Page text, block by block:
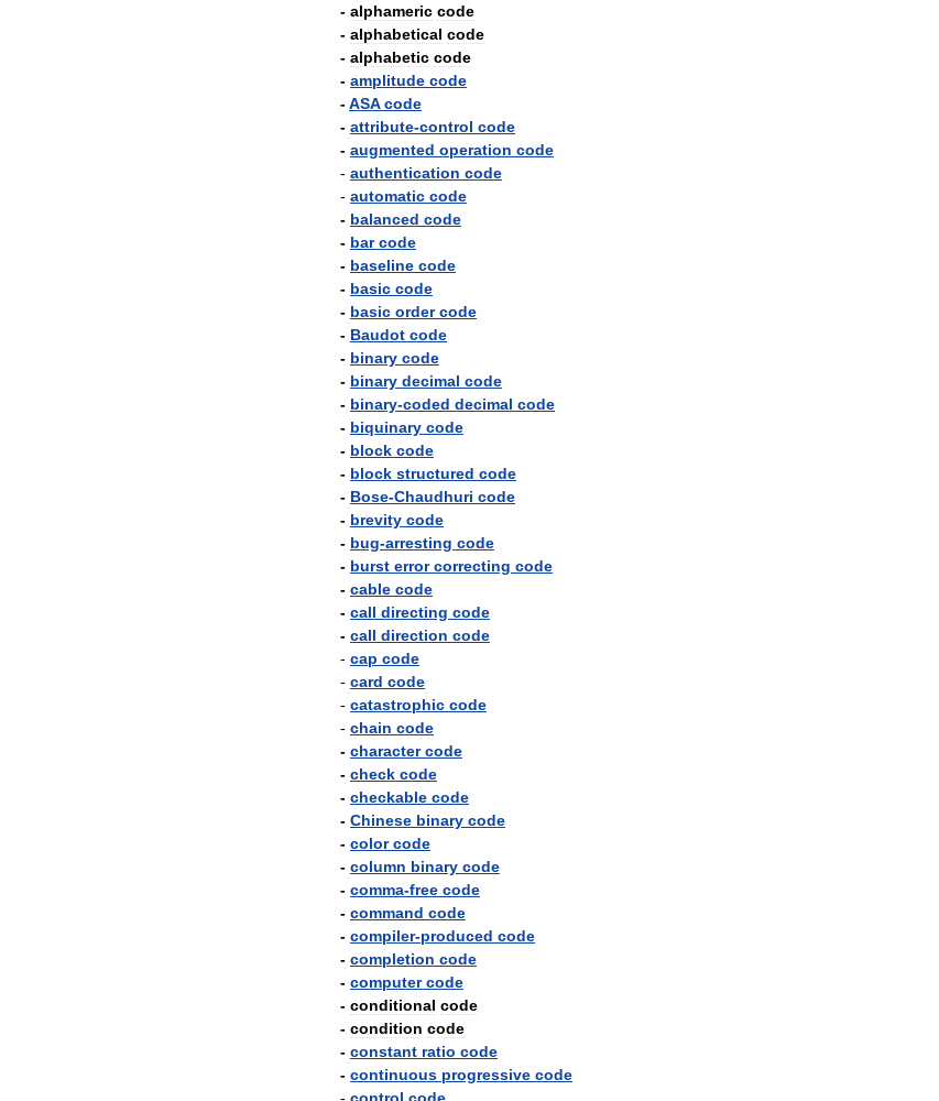
- alphameric code
- alphabetical code
- alphabetic code
- amplitude code
-ASA code
- attribute-control code
- augmented operation code
- authentication code
- automatic code
- balanced code
- bar code
- baseline code
- basic code
- basic order code
- Baudot code
- binary code
- binary decimal code
- binary-coded decimal code
- biquinary code
- block code
- block structured code
- Bose-Chaudhuri code
- brevity code
- bug-arresting code
- burst error correcting code
- cable code
- call directing code
- call direction code
- cap code
- card code
- catastrophic code
- chain code
- character code
- check code
- checkable code
- Chinese binary code
- color code
- column binary code
- comma-free code
- command code
- compiler-produced code
- completion code
- computer code
- conditional code
- condition code
- constant ratio code
- continuous progressive code